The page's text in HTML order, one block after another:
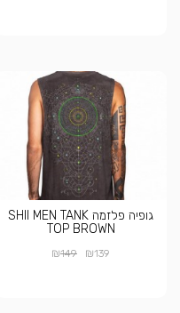
גופיה פלזמה SHII MEN TANK
TOP BROWN
₪139
₪149